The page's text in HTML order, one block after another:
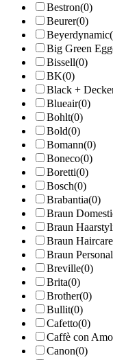
Bestron(0)
Beurer(0)
Beyerdynamic
Big Green Egg
Bissell(0)
BK(0)
Black +
Blueair(0)
Bohlt(0)
Bold(0)
Bomann(0)
Boneco(0)
Boretti(0)
Bosch(0)
Brabantia(0)
Braun
Braun
Braun Haircare
Braun
Breville(0)
Brita(0)
Brother(0)
Bullit(0)
Cafetto(0)
Caffè con
Canon(0)